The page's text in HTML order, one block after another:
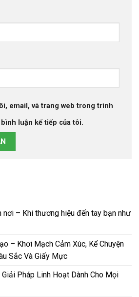
email, và trang web trong trình
luận kế tiếp của tôi.
nơi – Khi thương hiệu đến tay bạn như
– Khơi Mạch Cảm Xúc, Kể Chuyện
Sắc Và Giấy Mực
Giải Pháp Linh Hoạt Dành Cho Mọi